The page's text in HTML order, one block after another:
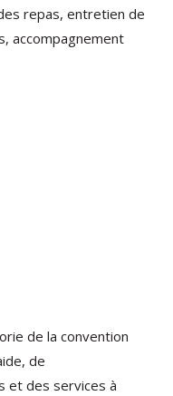
repas, entretien de
accompagnement
de la convention
de
et des services à